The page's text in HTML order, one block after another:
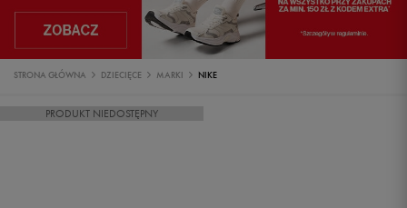
STRONA GŁÓWNA DZIECIĘCE MARKI NIKE
PRODUKT NIEDOSTĘPNY